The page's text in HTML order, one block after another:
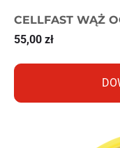
CELLFAST WĄŻ
55,00 zł